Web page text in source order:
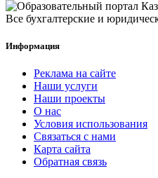
Все бухгалтерские и
Информация
Реклама на сайте
Наши услуги
Наши проекты
О нас
Условия использования
Связаться с нами
Карта сайта
Обратная связь